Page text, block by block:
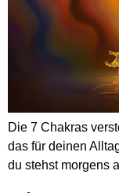
Die 7 Chakras
das für deinen
du stehst morgens